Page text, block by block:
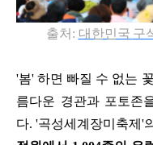
출처 : 대한민국 구
'봄'하면 빠질 수 없는 꽃
름다운 경관과 포토존
다. '곡성세계장미축제'